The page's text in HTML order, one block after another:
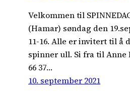
Velkommen til
(Hamar) søndag den
11-16. Alle er invitert til å
spinner ull. Si fra til Anne
66 37…
10. september 2021